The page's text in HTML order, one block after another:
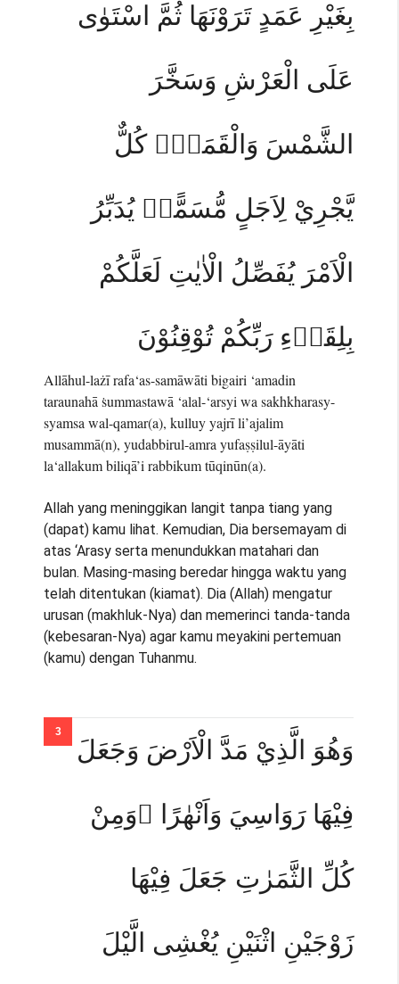
بِغَيْرِ عَمَدٍ تَرَوْنَهَا ثُمَّ اسْتَوٰى
عَلَى الْعَرْشِ وَسَخَّرَ
الشَّمْسَ وَالْقَمَرَۗ كُلٌّ
يَّجْرِيْ لِاَجَلٍ مُّسَمًّىۗ يُدَبِّرُ
الْاَمْرَ يُفَصِّلُ الْاٰيٰتِ لَعَلَّكُمْ
بِلِقَاۤءِ رَبِّكُمْ تُوْقِنُوْنَ
Allāhul-lażī rafa‘as-samāwāti bigairi ‘amadin
taraunahā ṡummastawā ‘alal-‘arsyi wa sakhkharasy-
syamsa wal-qamar(a), kulluy yajrī li’ajalim
musammā(n), yudabbirul-amra yufaṣṣilul-āyāti
la‘allakum biliqā’i rabbikum tūqinūn(a).
Allah yang meninggikan langit tanpa tiang yang
(dapat) kamu lihat. Kemudian, Dia bersemayam di
atas ‘Arasy serta menundukkan matahari dan
bulan. Masing-masing beredar hingga waktu yang
telah ditentukan (kiamat). Dia (Allah) mengatur
urusan (makhluk-Nya) dan memerinci tanda-tanda
(kebesaran-Nya) agar kamu meyakini pertemuan
(kamu) dengan Tuhanmu.
وَهُوَ الَّذِيْ مَدَّ الْاَرْضَ وَجَعَلَ
فِيْهَا رَوَاسِيَ وَاَنْهٰرًا ۗوَمِنْ
كُلِّ الثَّمَرٰتِ جَعَلَ فِيْهَا
زَوْجَيْنِ اثْنَيْنِ يُغْشِى الَّيْلَ